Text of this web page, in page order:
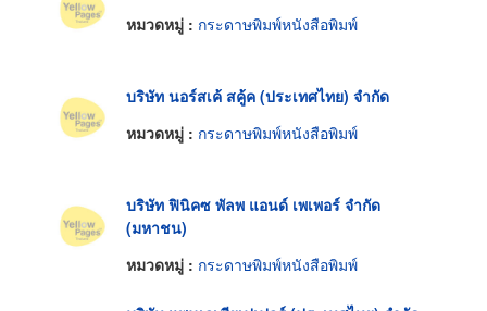
หมวดหมู่ : กระดาษพิมพ์หนังสือพิมพ์
บริษัท นอร์สเค้ สคู้ค (ประเทศไทย) จำกัด
หมวดหมู่ : กระดาษพิมพ์หนังสือพิมพ์
บริษัท ฟินิคซ พัลพ แอนด์ เพเพอร์ จำกัด
(มหาชน)
หมวดหมู่ : กระดาษพิมพ์หนังสือพิมพ์